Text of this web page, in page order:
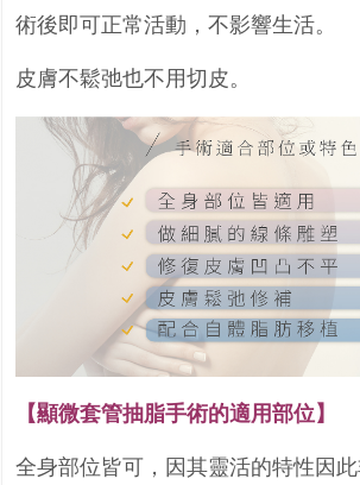
術後即可正常活動，不影響生活。
皮膚不鬆弛也不用切皮。
【顯微套管抽脂手術的適用部位】
全身部位皆可，因其靈活的特性因